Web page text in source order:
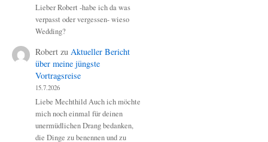
Lieber Robert -habe ich da was
verpasst oder vergessen- wieso
Wedding?
Robert zu Aktueller Bericht
über meine jüngste
Vortragsreise
15.7.2026
Liebe Mechthild Auch ich möchte
mich noch einmal für deinen
unermüdlichen Drang bedanken,
die Dinge zu benennen und zu